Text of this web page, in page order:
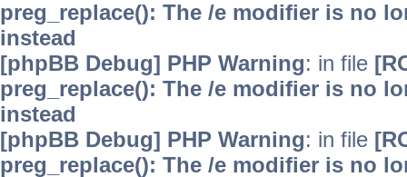
preg_replace(): The /e modifier is no
instead
[phpBB Debug] PHP Warning: in file
preg_replace(): The /e modifier is no
instead
[phpBB Debug] PHP Warning: in file
preg_replace(): The /e modifier is no